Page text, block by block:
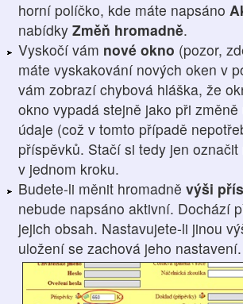
horní políčko, kde máte napsáno
nabídky Změň hromadně.
Vyskočí vám nové okno (pozor,
máte vyskakování nových oken v
vám zobrazí chybová hláška, že
okno vypadá stejně jako při
údaje (což v tomto případě
příspěvků. Stačí si tedy jen
v jednom kroku.
Budete-li měnit hromadně výši
nebude napsáno aktivní. Dochází
jejich obsah. Nastavujete-li jinou
uložení se zachová jeho nastavení.